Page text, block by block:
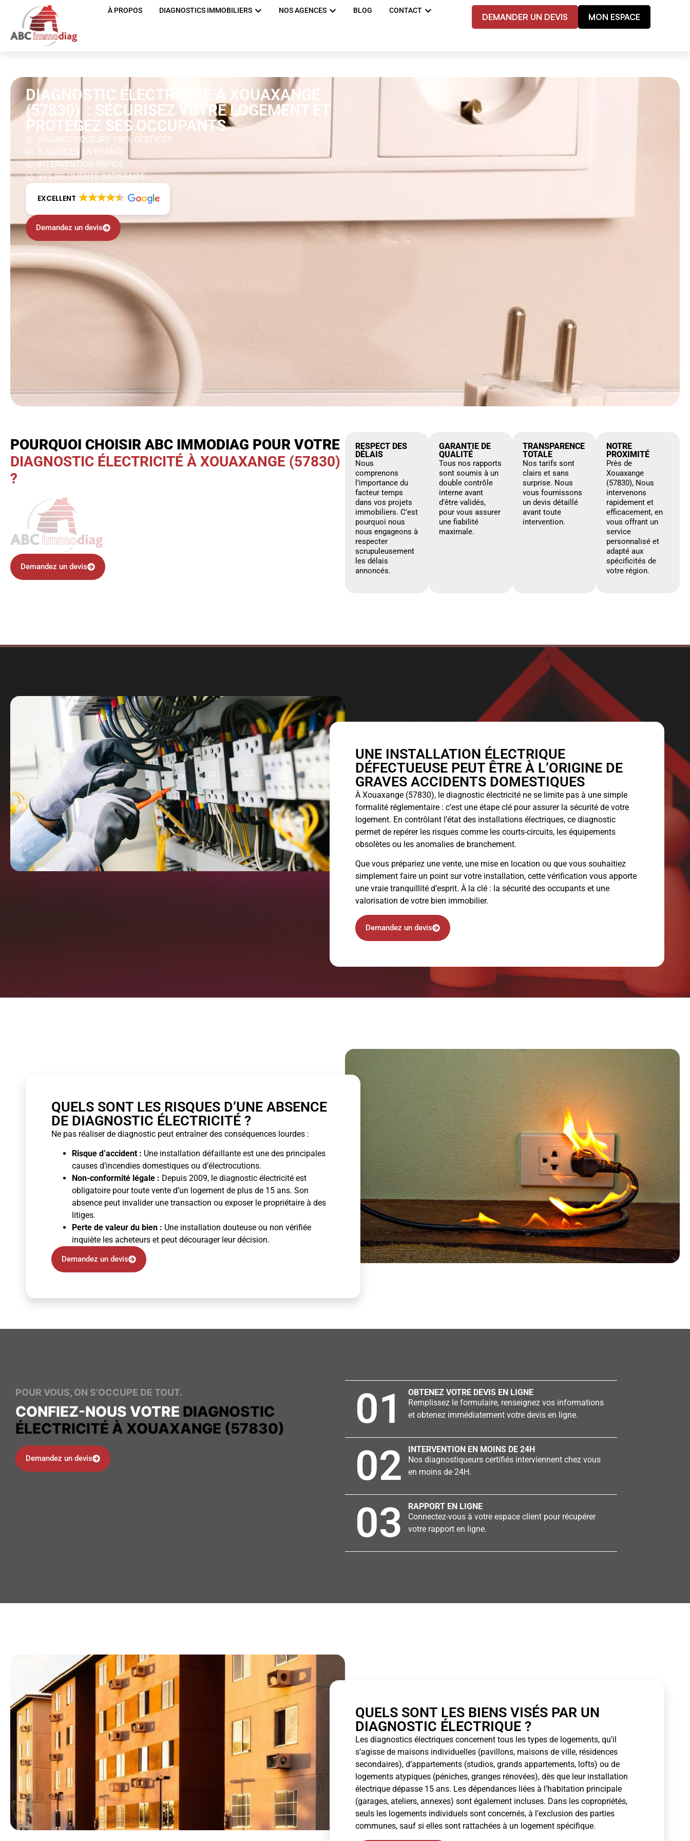
À PROPOS DIAGNOSTICS IMMOBILIERS NOS AGENCES BLOG CONTACT
DEMANDER UN DEVIS MON ESPACE
DIAGNOSTIC ÉLECTRICITÉ À XOUAXANGE
(57830) : SÉCURISEZ VOTRE LOGEMENT ET
PROTÉGEZ SES OCCUPANTS
DIAGNOSTIQUEURS 100% CERTIFIÉS
8 AGENCES EN FRANCE
INTERVENTION RAPIDE
99% DE CLIENTS SATISFAITS
EXCELLENT
Demandez un devis
POURQUOI CHOISIR ABC IMMODIAG POUR VOTRE
DIAGNOSTIC ÉLECTRICITÉ À XOUAXANGE (57830)
?
Demandez un devis
RESPECT DES
DÉLAIS
Nous
comprenons
l’importance du
facteur temps
dans vos projets
immobiliers. C’est
pourquoi nous
nous engageons à
respecter
scrupuleusement
les délais
annoncés.
GARANTIE DE
QUALITÉ
Tous nos rapports
sont soumis à un
double contrôle
interne avant
d’être validés,
pour vous assurer
une fiabilité
maximale.
TRANSPARENCE
TOTALE
Nos tarifs sont
clairs et sans
surprise. Nous
vous fournissons
un devis détaillé
avant toute
intervention.
NOTRE
PROXIMITÉ
Près de
Xouaxange
(57830), Nous
intervenons
rapidement et
efficacement, en
vous offrant un
service
personnalisé et
adapté aux
spécificités de
votre région.
UNE INSTALLATION ÉLECTRIQUE
DÉFECTUEUSE PEUT ÊTRE À L’ORIGINE DE
GRAVES ACCIDENTS DOMESTIQUES
À Xouaxange (57830), le diagnostic électricité ne se limite pas à une simple
formalité réglementaire : c’est une étape clé pour assurer la sécurité de votre
logement. En contrôlant l’état des installations électriques, ce diagnostic
permet de repérer les risques comme les courts-circuits, les équipements
obsolètes ou les anomalies de branchement.
Que vous prépariez une vente, une mise en location ou que vous souhaitiez
simplement faire un point sur votre installation, cette vérification vous apporte
une vraie tranquillité d’esprit. À la clé : la sécurité des occupants et une
valorisation de votre bien immobilier.
Demandez un devis
QUELS SONT LES RISQUES D’UNE ABSENCE
DE DIAGNOSTIC ÉLECTRICITÉ ?
Ne pas réaliser de diagnostic peut entraîner des conséquences lourdes :
Risque d’accident : Une installation défaillante est une des principales
causes d’incendies domestiques ou d’électrocutions.
Non-conformité légale : Depuis 2009, le diagnostic électricité est
obligatoire pour toute vente d’un logement de plus de 15 ans. Son
absence peut invalider une transaction ou exposer le propriétaire à des
litiges.
Perte de valeur du bien : Une installation douteuse ou non vérifiée
inquiète les acheteurs et peut décourager leur décision.
Demandez un devis
POUR VOUS, ON S’OCCUPE DE TOUT.
CONFIEZ-NOUS VOTRE DIAGNOSTIC
ÉLECTRICITÉ À XOUAXANGE (57830)
Demandez un devis
01
OBTENEZ VOTRE DEVIS EN LIGNE
Remplissez le formulaire, renseignez vos informations
et obtenez immédiatement votre devis en ligne.
02
INTERVENTION EN MOINS DE 24H
Nos diagnostiqueurs certifiés interviennent chez vous
en moins de 24H.
03
RAPPORT EN LIGNE
Connectez-vous à votre espace client pour récupérer
votre rapport en ligne.
QUELS SONT LES BIENS VISÉS PAR UN
DIAGNOSTIC ÉLECTRIQUE ?
Les diagnostics électriques concernent tous les types de logements, qu’il
s’agisse de maisons individuelles (pavillons, maisons de ville, résidences
secondaires), d’appartements (studios, grands appartements, lofts) ou de
logements atypiques (péniches, granges rénovées), dès que leur installation
électrique dépasse 15 ans. Les dépendances liées à l’habitation principale
(garages, ateliers, annexes) sont également incluses. Dans les copropriétés,
seuls les logements individuels sont concernés, à l’exclusion des parties
communes, sauf si elles sont rattachées à un logement spécifique.